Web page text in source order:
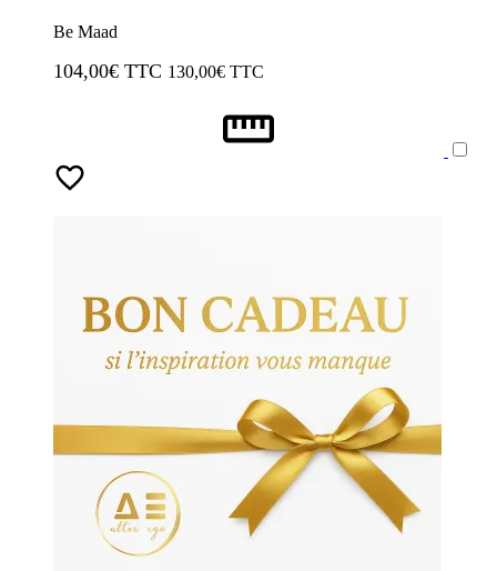
Be Maad
104,00€ TTC 130,00€ TTC